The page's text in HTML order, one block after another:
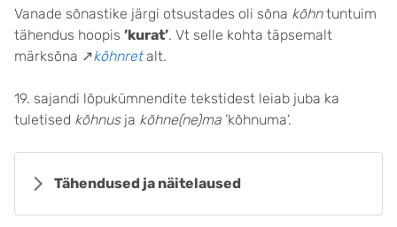
Vanade sõnastike järgi otsustades oli sõna kõhntuntuim
tähendus hoopis ’kurat’. Vt selle kohta täpsemalt
märksõna ↗kõhnretalt.
19. sajandi lõpukümnendite tekstidest leiab juba ka
tuletised kõhnus ja kõhne(ne)ma ’kõhnuma’.
Tähendused ja näitelaused